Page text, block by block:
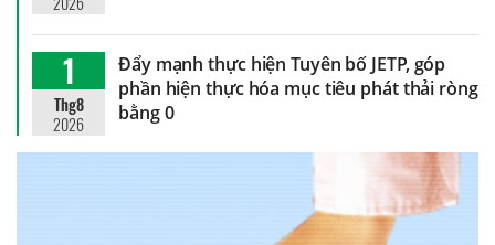
1
Thg8
2026
Đẩy mạnh thực hiện Tuyên bố JETP, góp
phần hiện thực hóa mục tiêu phát thải ròng
bằng 0